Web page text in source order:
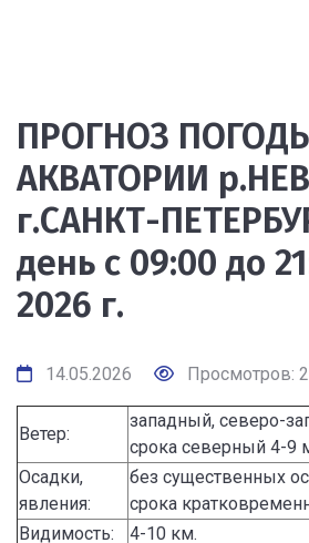
ПРОГНОЗ
АКВАТОРИИ
г.САНКТ-
день с 09:00 до
2026 г.
14.05.2026 Просмотров:
Ветер:
западный, северо-
срока северный 4-9
Осадки,
явления:
без существенных
срока
Видимость:
4-10 км.